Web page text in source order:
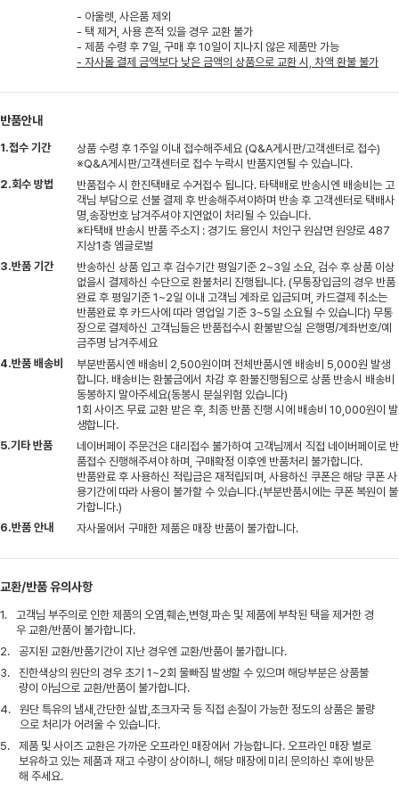
- 아울렛, 사은품 제외
- 택 제거, 사용 흔적 있을 경우 교환 불가
- 제품 수령 후 7일, 구매 후 10일이 지나지 않은 제품만 가능
- 자사몰 결제 금액보다 낮은 금액의 상품으로 교환 시, 차액 환불 불가
반품안내
1.접수 기간
상품 수령 후 1주일 이내 접수해주세요 (Q&A게시판/고객센터로 접수)
※Q&A게시판/고객센터로 접수 누락시 반품지연될 수 있습니다.
2.회수 방법
반품접수 시 한진택배로 수거접수 됩니다. 타택배로 반송시엔 배송비는 고
객님 부담으로 선불 결제 후 반송해주셔야하며 반송 후 고객센터로 택배사
명,송장번호 남겨주셔야 지연없이 처리될 수 있습니다.
※타택배 반송시 반품 주소지 : 경기도 용인시 처인구 원삼면 원양로 487
지상1층 엠글로벌
3.반품 기간
반송하신 상품 입고 후 검수기간 평일기준 2~3일 소요, 검수 후 상품 이상
없을시 결제하신 수단으로 환불처리 진행됩니다. (무통장입금의 경우 반품
완료 후 평일기준 1~2일 이내 고객님 계좌로 입금되며, 카드결제 취소는
반품완료 후 카드사에 따라 영업일 기준 3~5일 소요될 수 있습니다) 무통
장으로 결제하신 고객님들은 반품접수시 환불받으실 은행명/계좌번호/예
금주명 남겨주세요
4.반품 배송비
부분반품시엔 배송비 2,500원이며 전체반품시엔 배송비 5,000원 발생
합니다. 배송비는 환불금에서 차감 후 환불진행됨으로 상품 반송시 배송비
동봉하지 말아주세요(동봉시 분실위험 있습니다)
1회 사이즈 무료 교환 받은 후, 최종 반품 진행 시에 배송비 10,000원이 발
생합니다.
5.기타 반품
네이버페이 주문건은 대리접수 불가하여 고객님께서 직접 네이버페이로 반
품접수 진행해주셔야 하며, 구매확정 이후엔 반품처리 불가합니다.
반품완료 후 사용하신 적립금은 재적립되며, 사용하신 쿠폰은 해당 쿠폰 사
용기간에 따라 사용이 불가할 수 있습니다.(부분반품시에는 쿠폰 복원이 불
가합니다.)
6.반품 안내
자사몰에서 구매한 제품은 매장 반품이 불가합니다.
교환/반품 유의사항
1.
고객님 부주의로 인한 제품의 오염,훼손,변형,파손 및 제품에 부착된 택을 제거한 경
우 교환/반품이 불가합니다.
2.
공지된 교환/반품기간이 지난 경우엔 교환/반품이 불가합니다.
3.
진한색상의 원단의 경우 초기 1~2회 물빠짐 발생할 수 있으며 해당부분은 상품불
량이 아님으로 교환/반품이 불가합니다.
4.
원단 특유의 냄새,간단한 실밥,초크자국 등 직접 손질이 가능한 정도의 상품은 불량
으로 처리가 어려울 수 있습니다.
5.
제품 및 사이즈 교환은 가까운 오프라인 매장에서 가능합니다. 오프라인 매장 별로
보유하고 있는 제품과 재고 수량이 상이하니, 해당 매장에 미리 문의하신 후에 방문
해 주세요.